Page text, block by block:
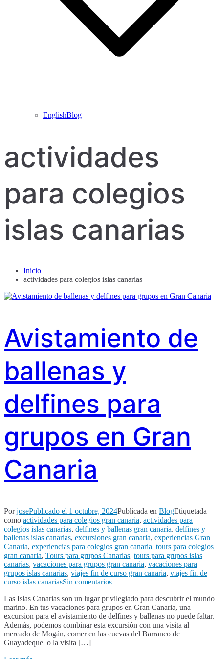
EnglishBlog
actividades
para colegios
islas canarias
Inicio
actividades para colegios islas canarias
Avistamiento de
ballenas y
delfines para
grupos en Gran
Canaria
PorjosePublicado el 1 octubre, 2024Publicada en BlogEtiquetada
como actividades para colegios gran canaria, actividades para
colegios islas canarias, delfines y ballenas gran canaria, delfines y
ballenas islas canarias, excursiones gran canaria, experiencias Gran
Canaria, experiencias para colegios gran canaria, tours para colegios
gran canaria, Tours para grupos Canarias, tours para grupos islas
canarias, vacaciones para grupos gran canaria, vacaciones para
grupos islas canarias, viajes fin de curso gran canaria, viajes fin de
curso islas canariasSin comentariosen
de
ballenas
y
delfines
para
Las Islas Canarias son un lugar privilegiado para descubrir el mundo
marino. En tus vacaciones para grupos en Gran Canaria, una
excursion para el avistamiento de delfines y ballenas no puede faltar.
Además, podemos combinar esta excursión con una visita al
mercado de Mogán, comer en las cuevas del Barranco de
Guayadeque, o la visita […]